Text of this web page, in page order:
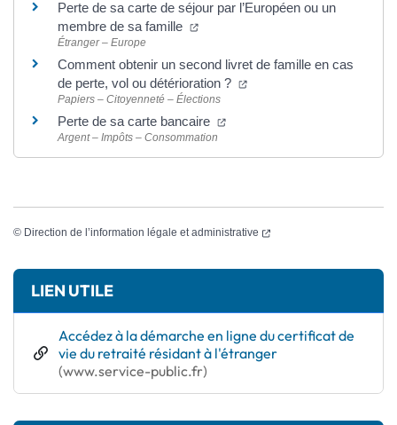
Perte de sa carte de séjour par l’Européen ou un
membre de sa famille
(ouverture dans un nouvel onglet)
Étranger – Europe
Comment obtenir un second livret de famille en cas
de perte, vol ou détérioration ?
(ouverture dans un
Papiers – Citoyenneté – Élections
Perte de sa carte bancaire (ouverture dans un nouvel
Argent – Impôts – Consommation
© Direction de l’information légale et administrative (ouverture dans un
Informations complémentaires
LIEN UTILE
Accédez à la démarche en ligne du certificat de
vie du retraité résidant à l'étranger
(www.service-public.fr)
(ouverture dans un nouvel onglet)